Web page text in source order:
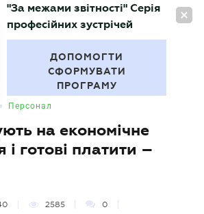
UA
"За межами звітності" Серія
професійних зустрічей
ДОПОМОГТИ
СФОРМУВАТИ
ПРОГРАМУ
• Персонал
на економічне
готові платити –
2585 0